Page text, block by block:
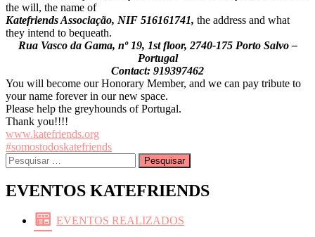
the will, the name of
Katefriends Associação, NIF 516161741, the address and what
they intend to bequeath.
Rua Vasco da Gama, nº 19, 1st floor, 2740-175 Porto Salvo –
Portugal
Contact: 919397462
You will become our Honorary Member, and we can pay tribute to
your name forever in our new space.
Please help the greyhounds of Portugal.
Thank you!!!!
www.katefriends.org
#somostodoskatefriends
Pesquisar
por:
EVENTOS KATEFRIENDS
EVENTOS REALIZADOS